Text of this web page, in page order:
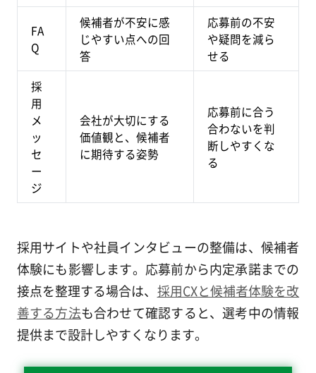
FA
Q
候補者が不安に感
じやすい点への回
答
応募前の不安
や疑問を減ら
せる
採
用
メ
ッ
セ
ー
ジ
会社が大切にする
価値観と、候補者
に期待する姿勢
応募前に合う
合わないを判
断しやすくな
る
採用サイトや社員インタビューの整備は、候補者
体験にも影響します。応募前から内定承諾までの
接点を整理する場合は、 採用CXと候補者体験を改
善する方法も合わせて確認すると、選考中の情報
提供まで設計しやすくなります。